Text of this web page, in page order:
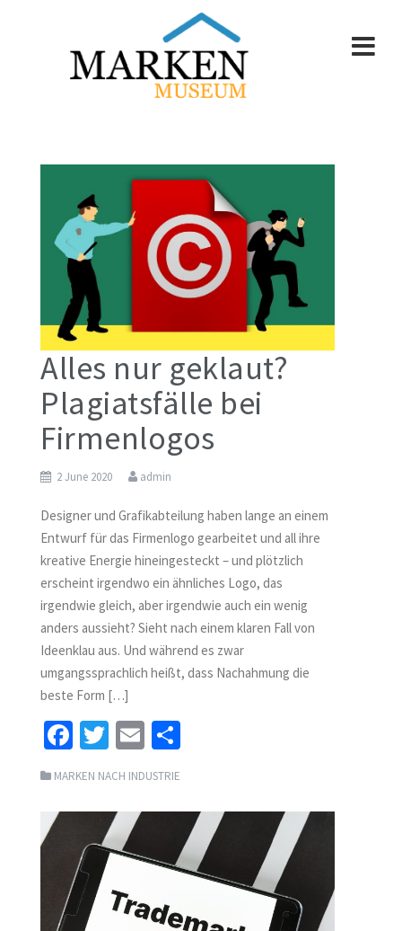
Alles nur geklaut?
Plagiatsfälle bei
Firmenlogos
2 June 2020 admin
Designer und Grafikabteilung haben lange an einem
Entwurf für das Firmenlogo gearbeitet und all ihre
kreative Energie hineingesteckt – und plötzlich
erscheint irgendwo ein ähnliches Logo, das
irgendwie gleich, aber irgendwie auch ein wenig
anders aussieht? Sieht nach einem klaren Fall von
Ideenklau aus. Und während es zwar
umgangssprachlich heißt, dass Nachahmung die
beste Form […]
Fa
ce
o
o
k
T
wi
er
E
m
l
e
MARKEN NACH INDUSTRIE